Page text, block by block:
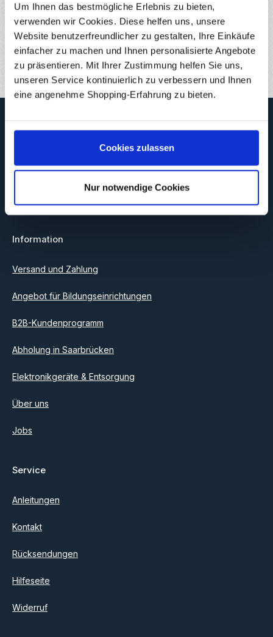
Um Ihnen das bestmögliche Erlebnis zu bieten,
verwenden wir Cookies. Diese helfen uns, unsere
Website benutzerfreundlicher zu gestalten, Ihre Einkäufe
einfacher zu machen und Ihnen personalisierte Angebote
zu präsentieren. Mit Ihrer Zustimmung helfen Sie uns,
unseren Service kontinuierlich zu verbessern und Ihnen
eine angenehme Shopping-Erfahrung zu bieten.
Cookies zulassen
Nur notwendige Cookies
Eigenschaften
Downloads
Bewertungen
1
Newsletter, um rechtzeitig über neue Produkte und Angebote
informiert zu werden.
Ich habe dieDatenschutzbestimmungen
einverstanden.
Information
Versand und Zahlung
Angebot für Bildungseinrichtungen
B2B-Kundenprogramm
Abholung in Saarbrücken
Elektronikgeräte & Entsorgung
Über uns
Jobs
Service
Anleitungen
Kontakt
Rücksendungen
Hilfeseite
Widerruf